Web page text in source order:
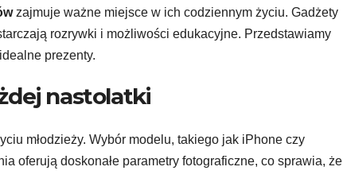
zajmuje ważne miejsce w ich codziennym życiu. Gadżety
rozrywki i możliwości edukacyjne. Przedstawiamy
prezenty.
nastolatki
młodzieży. Wybór modelu, takiego jak iPhone czy
oferują doskonałe parametry fotograficzne, co sprawia, że